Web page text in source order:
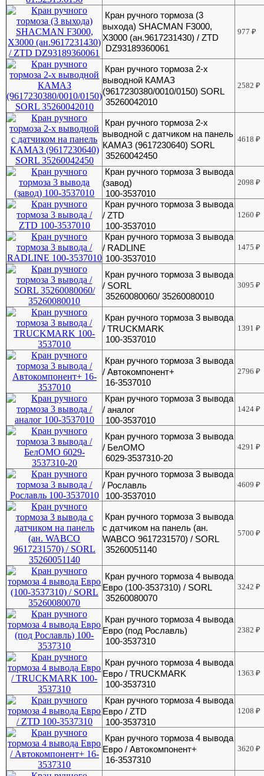
Кран ручного тормоза (3
выхода) SHACMAN F3000,
X3000 (ан.9617231430) / ZTD
DZ93189360061
977₽
Кран ручного тормоза 2-х
выводной КАМАЗ
(9617230380/0010/0150) SORL
35260042010
2582₽
Кран ручного тормоза 2-х
выводной с датчиком на панель
КАМАЗ (9617230640) SORL
35260042450
4618₽
Кран ручного тормоза 3 вывода
(завод)
100-3537010
2098₽
Кран ручного тормоза 3 вывода
/ ZTD
100-3537010
1260₽
Кран ручного тормоза 3 вывода
/ RADLINE
100-3537010
1475₽
Кран ручного тормоза 3 вывода
/ SORL
35260080060/ 35260080010
3095₽
Кран ручного тормоза 3 вывода
/ TRUCKMARK
100-3537010
1391₽
Кран ручного тормоза 3 вывода
/ Автокомпонент+
16-3537010
2796₽
Кран ручного тормоза 3 вывода
/ аналог
100-3537010
1424₽
Кран ручного тормоза 3 вывода
/ БелОМО
6029-3537310-20
4291₽
Кран ручного тормоза 3 вывода
/ Рославль
100-3537010
4609₽
Кран ручного тормоза 3 вывода
с датчиком на панель (ан.
WABCO 9617231570) / SORL
35260051140
5700₽
Кран ручного тормоза 4 вывода
Евро (100-3537310) / SORL
35260080070
3242₽
Кран ручного тормоза 4 вывода
Евро (под Рославль)
100-3537310
2382₽
Кран ручного тормоза 4 вывода
Евро / TRUCKMARK
100-3537310
1363₽
Кран ручного тормоза 4 вывода
Евро / ZTD
100-3537310
1208₽
Кран ручного тормоза 4 вывода
Евро / Автокомпонент+
16-3537310
3620₽